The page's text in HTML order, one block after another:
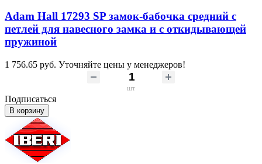
Adam Hall 17293 SP замок-бабочка средний с
петлей для навесного замка и с откидывающей
пружиной
1 756.65 руб. Уточняйте цены у менеджеров!
шт
Подписаться
В корзину